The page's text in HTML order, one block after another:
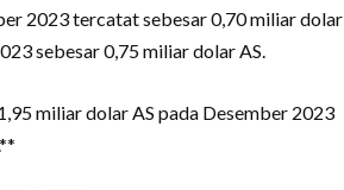
2023 tercatat sebesar 0,70 miliar dolar
sebesar 0,75 miliar dolar AS.
miliar dolar AS pada Desember 2023